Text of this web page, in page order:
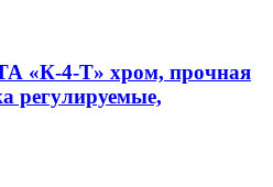
«К-4-Т» хром, прочная
регулируемые,